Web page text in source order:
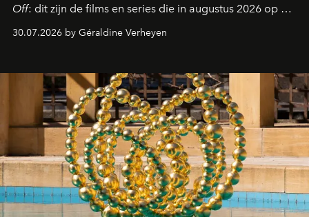
Off: dit zijn de films en series die in augustus 2026 op de
streamingplatformen verschijnen.
30.07.2026 by Géraldine Verheyen